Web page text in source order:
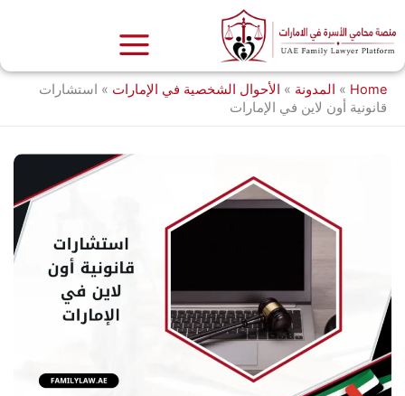
إلى
المحتوى
Home
» المدونة » الأحوال الشخصية في الإمارات » استشارات
قانونية أون لاين في الإمارات